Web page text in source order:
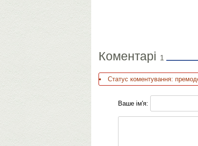
Коментарі 1
Статус коментування:
Ваше ім'я: